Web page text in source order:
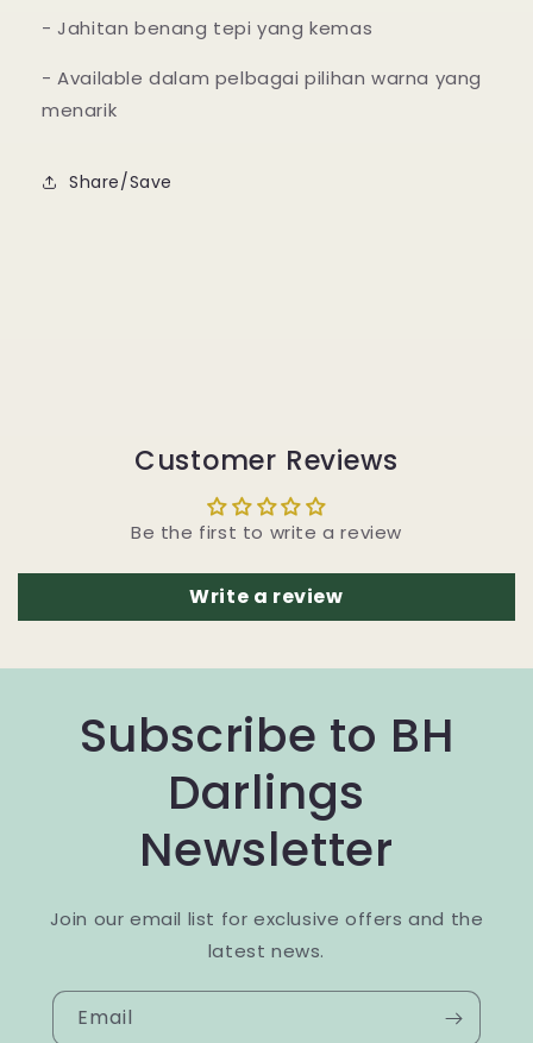
- Jahitan benang tepi yang kemas
- Available dalam pelbagai pilihan warna yang
menarik
Share/Save
Customer Reviews
Be the first to write a review
Write a review
Subscribe to BH
Darlings
Newsletter
Join our email list for exclusive offers and the
latest news.
Email